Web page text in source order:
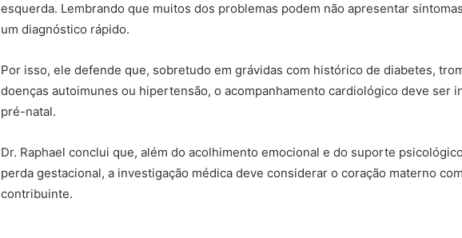
esquerda. Lembrando que muitos dos problemas podem não apresentar
um diagnóstico rápido.
Por isso, ele defende que, sobretudo em grávidas com histórico de diabetes,
doenças autoimunes ou hipertensão, o acompanhamento cardiológico deve ser
pré-natal.
Dr. Raphael conclui que, além do acolhimento emocional e do suporte
perda gestacional, a investigação médica deve considerar o coração materno
contribuinte.